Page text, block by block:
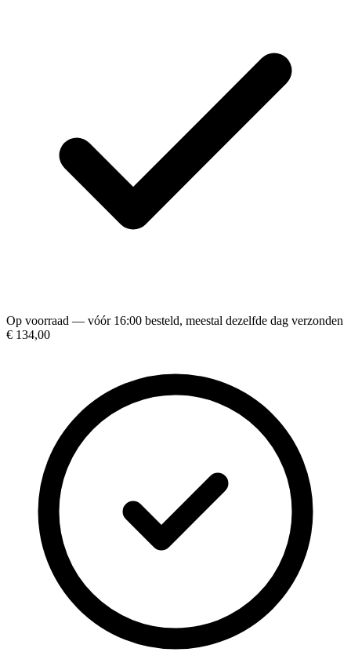
Op voorraad — vóór 16:00 besteld, meestal dezelfde dag verzonden
€ 134,00